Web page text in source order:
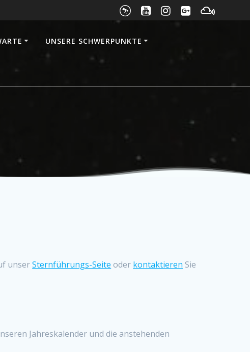
UNSERE SCHWERPUNKTE
unserSternführungs-Seite oder kontaktieren Sie
Jahreskalender und die anstehenden